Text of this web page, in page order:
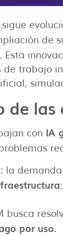
de
. Esta
trabajo
de
con IA
: la
busca
por uso.